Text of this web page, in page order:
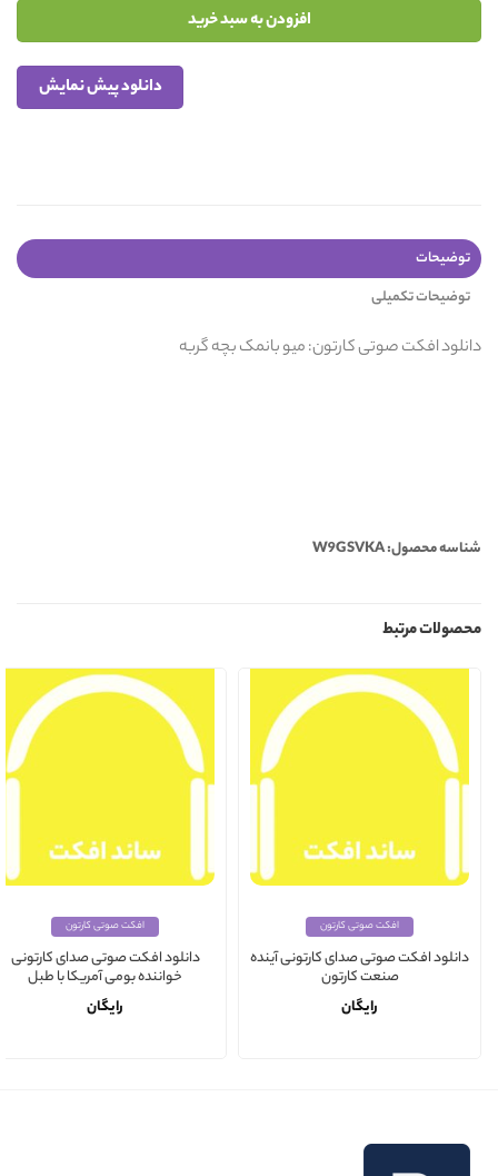
افزودن به سبد خرید
دانلود پیش نمایش
توضیحات
توضیحات تکمیلی
دانلود افکت صوتی کارتون: میو بانمک بچه گربه
شناسه محصول: W9GSVKA
محصولات مرتبط
افکت صوتی کارتون
دانلود افکت صوتی صدای کارتونی آینده
صنعت کارتون
رایگان
افکت صوتی کارتون
دانلود افکت صوتی صدای کارتونی
خواننده بومی آمریکا با طبل
رایگان